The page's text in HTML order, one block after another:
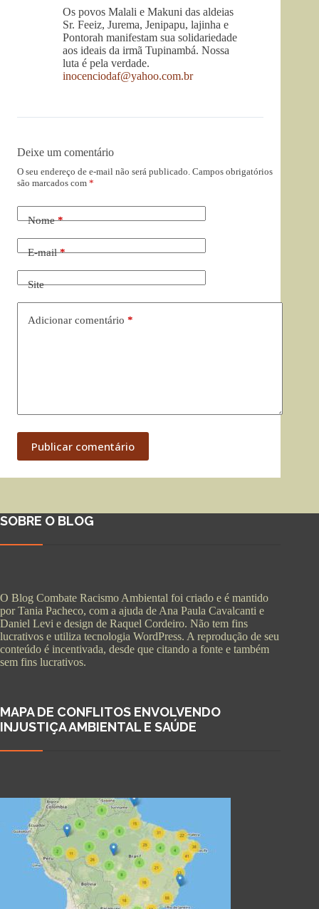
Os povos Malali e Makuni das aldeias
Sr. Feeiz, Jurema, Jenipapu, lajinha e
Pontorah manifestam sua solidariedade
aos ideais da irmã Tupinambá. Nossa
luta é pela verdade.
inocenciodaf@yahoo.com.br
Deixe um comentário
O seu endereço de e-mail não será publicado. Campos obrigatórios
são marcados com *
Nome*
E-mail*
Site
Adicionar comentário *
Publicar comentário
SOBRE O BLOG
O Blog Combate Racismo Ambiental foi criado e é mantido
por Tania Pacheco, com a ajuda de Ana Paula Cavalcanti e
Daniel Levi e design de Raquel Cordeiro. Não tem fins
lucrativos e utiliza tecnologia WordPress. A reprodução de seu
conteúdo é incentivada, desde que citando a fonte e também
sem fins lucrativos.
MAPA DE CONFLITOS ENVOLVENDO
INJUSTIÇA AMBIENTAL E SAÚDE